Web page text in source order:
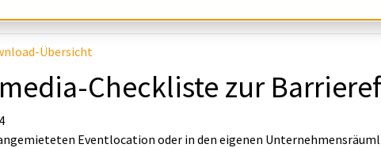
Übersicht
Checkliste zur
Eventlocation oder in den eigenen